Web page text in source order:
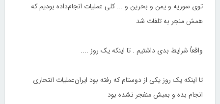
ﺗﻮﯼ ﺳﻮﺭﯾﻪ ﻭ ﯾﻤﻦ ﻭ ﺑﺤﺮﯾﻦ ﻭ ... ﮐﻠﯽ ﻋﻤﻠﯿﺎﺕ ﺍﻧﺠﺎﻡﺩﺍﺩﻩ ﺑﻮﺩﯾﻢ ﮐﻪ
ﻫﻤﺶ ﻣﻨﺠﺮ ﺑﻪ ﺗﻠﻔﺎﺕ ﺷﺪ
ﻭﺍﻗﻌﺎً ﺷﺮﺍﯾﻂ ﺑﺪﯼ ﺩﺍﺷﺘﯿﻢ . ﺗﺎ ﺍﯾﻨﮑﻪ ﯾﮏ ﺭﻭﺯ ....
تا اینکه یک روز ﯾﮑﯽ ﺍﺯ ﺩﻭﺳﺘﺎﻡ ﮐﻪ ﺭﻓﺘﻪ ﺑﻮﺩ ﺍﯾﺮﺍﻥﻋﻤﻠﯿﺎﺕ ﺍﻧﺘﺤﺎﺭﯼ
ﺍﻧﺠﺎﻡ ﺑﺪﻩ ﻭ ﺑﻤﺒﺶ ﻣﻨﻔﺠﺮ ﻧﺸﺪﻩ ﺑﻮﺩ